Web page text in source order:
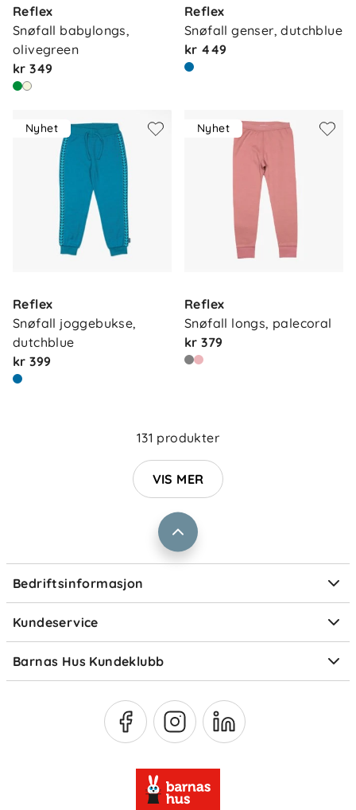
Reflex
Snøfall babylongs,
olivegreen
kr 349
Reflex
Snøfall genser, dutchblue
kr 449
Nyhet
Reflex
Snøfall joggebukse,
dutchblue
kr 399
Nyhet
Reflex
Snøfall longs, palecoral
kr 379
131 produkter
VIS MER
Bedriftsinformasjon
Vårt samfunnsansvar
Jobbe i Barnas Hus
Størrelsesguider
Kundeservice
Ofte stilte spørsmål
Om Klarna
Barnas Hus Kundeklubb
Medlemsvilkår